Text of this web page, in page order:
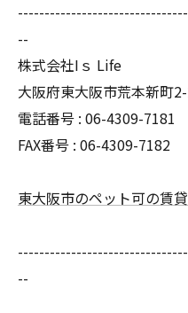
--
株式会社Iｓ Life
大阪府東大阪市荒本新町
電話番号 : 06-4309-7181
FAX番号 : 06-4309-7182
東大阪市のペット可の賃貸
--